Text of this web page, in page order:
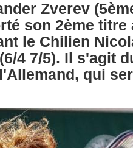
Zverev
son 2ème titre
le Chilien
4 7/5). Il s'agit
qui